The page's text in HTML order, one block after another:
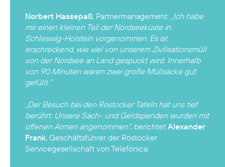
Norbert Hassepaß, Partnermanagement: „Ich habe
mir einen kleinen Teil der Nordseeküste in
Schleswig-Holstein vorgenommen. Es ist
erschreckend, wie viel von unserem Zivilisationsmüll
von der Nordsee an Land gespuckt wird. Innerhalb
von 90 Minuten waren zwei große Müllsäcke gut
gefüllt.“
„Der Besuch bei den Rostocker Tafeln hat uns tief
berührt. Unsere Sach- und Geldspenden wurden mit
offenen Armen angenommen“, berichtet Alexander
Frank, Geschäftsführer der Rostocker